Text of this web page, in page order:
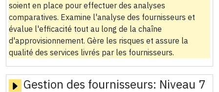
soient en place pour effectuer des analyses
comparatives. Examine l'analyse des fournisseurs et
évalue l'efficacité tout au long de la chaîne
d'approvisionnement. Gère les risques et assure la
qualité des services livrés par les fournisseurs.
Gestion des fournisseurs: Niveau 7